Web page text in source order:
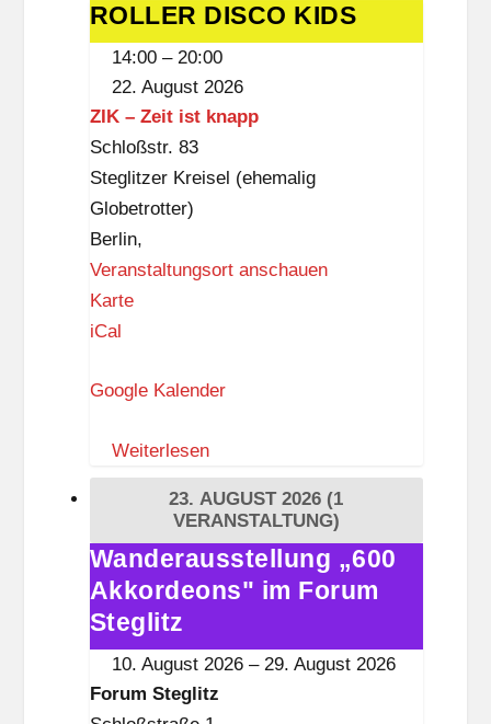
t
e
i
t
z
ROLLER
DISCO
KIDS
ROLLER DISCO KIDS
14:00 – 20:00
22. August 2026
ZIK – Zeit ist knapp
Schloßstr. 83
Steglitzer Kreisel (ehemalig
Globetrotter)
Berlin,
Veranstaltungsort anschauen
KarteZ
–
e
i
i
k
n
a
iCal
Google Kalender
Weiterlesen
23. AUGUST 2026 (1
VERANSTALTUNG)
Wanderausstellung
„600
Akkordeons"
im
Wanderausstellung „600
Akkordeons" im Forum
Steglitz
10. August 2026 – 29. August 2026
Forum Steglitz